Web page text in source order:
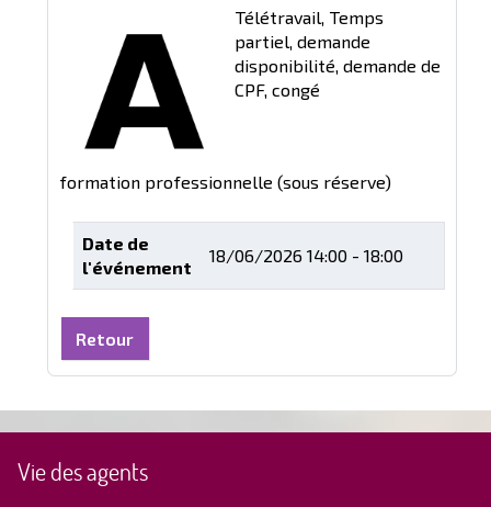
Télétravail, Temps
partiel, demande
disponibilité, demande de
CPF, congé
formation professionnelle (sous réserve)
Date de
l'événement
18/06/2026 14:00 - 18:00
Retour
Vie des agents